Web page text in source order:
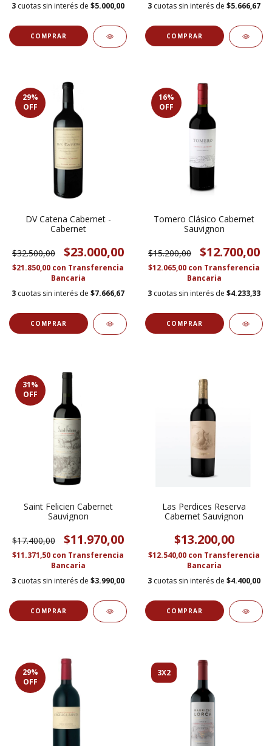
3 cuotas sin interés de $5.000,00
3 cuotas sin interés de $5.666,67
29%
OFF
DV Catena Cabernet -
Cabernet
$32.500,00 $23.000,00
$21.850,00 con Transferencia
Bancaria
3 cuotas sin interés de $7.666,67
16%
OFF
Tomero Clásico Cabernet
Sauvignon
$15.200,00 $12.700,00
$12.065,00 con Transferencia
Bancaria
3 cuotas sin interés de $4.233,33
31%
OFF
Saint Felicien Cabernet
Sauvignon
$17.400,00 $11.970,00
$11.371,50 con Transferencia
Bancaria
3 cuotas sin interés de $3.990,00
Las Perdices Reserva
Cabernet Sauvignon
$13.200,00
$12.540,00 con Transferencia
Bancaria
3 cuotas sin interés de $4.400,00
29%
OFF
3X2